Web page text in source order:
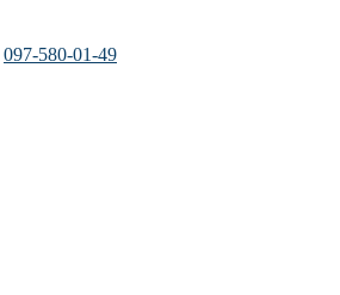
097-580-01-49